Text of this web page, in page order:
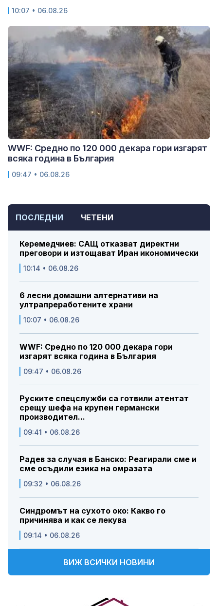
ПОСЛЕДНИ ЧЕТЕНИ
Керемедчиев: САЩ отказват директни
преговори и изтощават Иран икономически
10:14 • 06.08.26
6 лесни домашни алтернативи на
ултрапреработените храни
10:07 • 06.08.26
WWF: Средно по 120 000 декара гори
изгарят всяка година в България
09:47 • 06.08.26
Руските спецслужби са готвили атентат
срещу шефа на крупен германски
производител...
09:41 • 06.08.26
Радев за случая в Банско: Реагирали сме и
сме осъдили езика на омразата
09:32 • 06.08.26
Синдромът на сухото око: Какво го
причинява и как се лекува
09:14 • 06.08.26
ВИЖ ВСИЧКИ НОВИНИ
10:07 • 06.08.26
WWF: Средно по 120 000 декара гори изгарят
всяка година в България
09:47 • 06.08.26